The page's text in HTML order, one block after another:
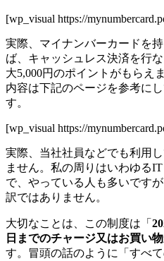
[wp_visual https://
実際、マイナンバーカードを
ば、キャッシュレス決済を行
大5,000円のポイントがもらえ
内容は下記のページを参考に
す。
[wp_visual https://
実際、当社社員などでも利用
ません。私の周りはいわゆる
で、やっている人も多いです
訳ではありません。
大切なことは、この制度は「
⽇までのチャージ⼜はお買い
す。冒頭の話のように「すべ